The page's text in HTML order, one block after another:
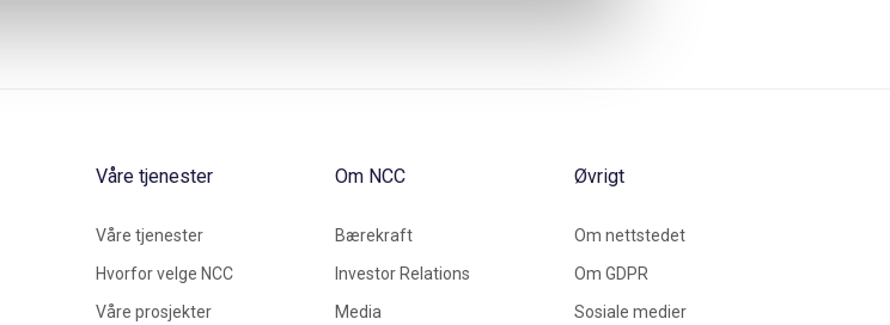
Våre tjenester
Våre tjenester
Hvorfor velge NCC
Våre prosjekter
Om NCC
Bærekraft
Investor Relations
Media
Øvrigt
Om nettstedet
Om GDPR
Sosiale medier